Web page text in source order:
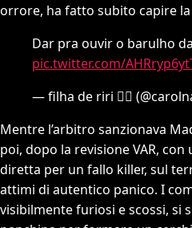
orrore, ha fatto subito capire
Dar pra ouvir o barulho
pic.twitter.com/
— filha de riri ❤️‍🔥
Mentre l’arbitro sanzionava
poi, dopo la revisione VAR,
diretta per un fallo killer, sul
attimi di autentico panico. I
visibilmente furiosi e scossi, si